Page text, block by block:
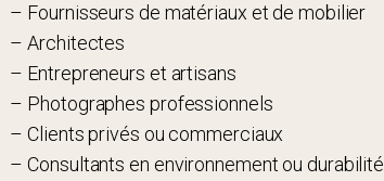
– Fournisseurs de matériaux et de mobilier
– Architectes
– Entrepreneurs et artisans
– Photographes professionnels
– Clients privés ou commerciaux
– Consultants en environnement ou durabilité